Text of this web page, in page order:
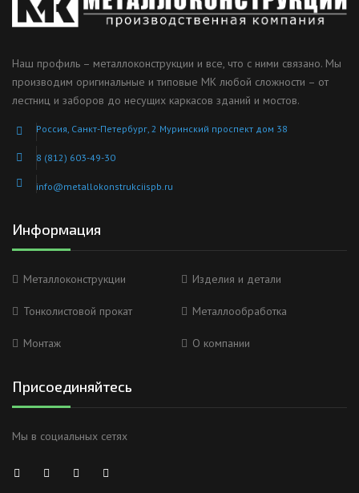
Наш профиль – металлоконструкции и все, что с ними связано. Мы
производим оригинальные и типовые МК любой сложности – от
лестниц и заборов до несущих каркасов зданий и мостов.
Россия, Санкт-Петербург, 2 Муринский проспект дом 38
8 (812) 603-49-30
info@metallokonstrukciispb.ru
Информация
Металлоконструкции Изделия и детали
Тонколистовой прокат Металлообработка
Монтаж О компании
Присоединяйтесь
Мы в социальных сетях